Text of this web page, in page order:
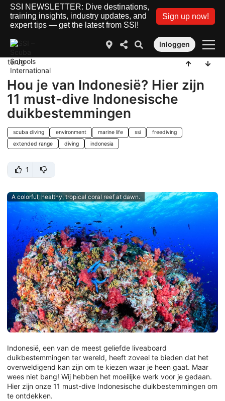
SSI NEWSLETTER: Dive destinations,
training insights, industry updates, and
expert tips — get the latest from SSI!
Sign up now!
Inloggen
terug
Hou je van Indonesië? Hier zijn
11 must-dive Indonesische
duikbestemmingen
scuba diving environment marine life ssi
freediving
extended range
diving indonesia
1
A colorful, healthy, tropical coral reef at dawn.
Indonesië, een van de meest geliefde liveaboard
duikbestemmingen ter wereld, heeft zoveel te bieden dat het
overweldigend kan zijn om te kiezen waar je heen gaat. Maar
wees niet bang! Wij hebben het moeilijke werk voor je gedaan.
Hier zijn onze 11 must-dive Indonesische duikbestemmingen om
te ontdekken.